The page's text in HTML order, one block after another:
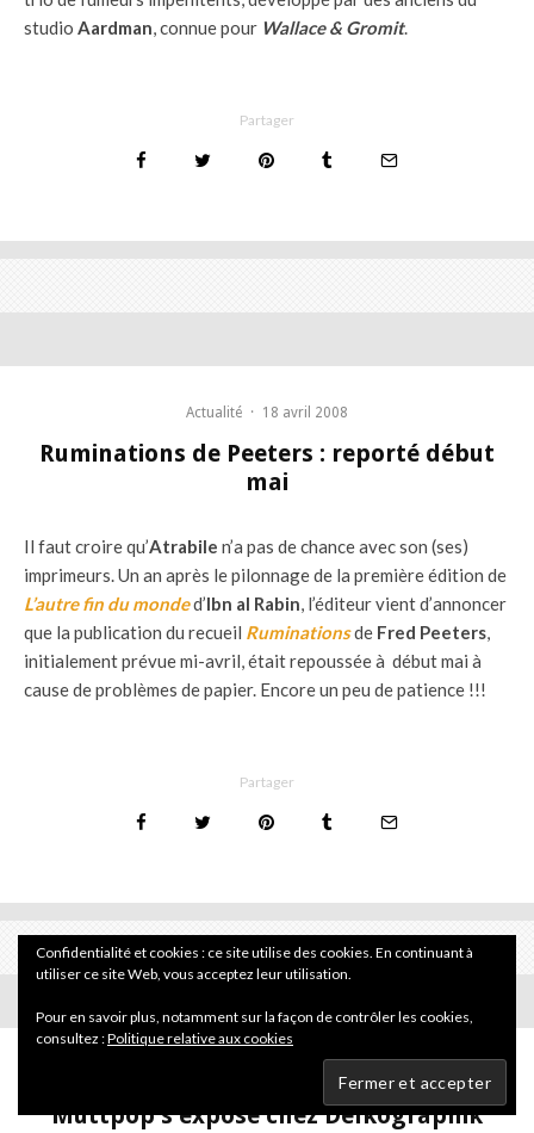
studio Aardman, connue pour Wallace & Gromit.
Partager
Actualité · 18 avril 2008
Ruminations de Peeters : reporté début
mai
Il faut croire qu’Atrabile n’a pas de chance avec son (ses)
imprimeurs. Un an après le pilonnage de la première édition de
L’autre fin du monded’Ibn al Rabin, l’éditeur vient d’annoncer
que la publication du recueil Ruminationsde Fred Peeters,
initialement prévue mi-avril, était repoussée à début mai à
cause de problèmes de papier. Encore un peu de patience !!!
Partager
18 avril 2008
Muttpop s’expose chez Delkographik
Confidentialité et cookies : ce site utilise des cookies. En continuant à
utiliser ce site Web, vous acceptez leur utilisation.
Pour en savoir plus, notamment sur la façon de contrôler les cookies,
consultez :Politique relative aux cookies